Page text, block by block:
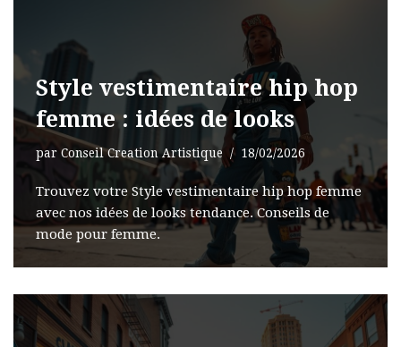
Style vestimentaire hip hop
femme : idées de looks
par Conseil Creation Artistique 18/02/2026
Trouvez votre Style vestimentaire hip hop femme
avec nos idées de looks tendance. Conseils de
mode pour femme.